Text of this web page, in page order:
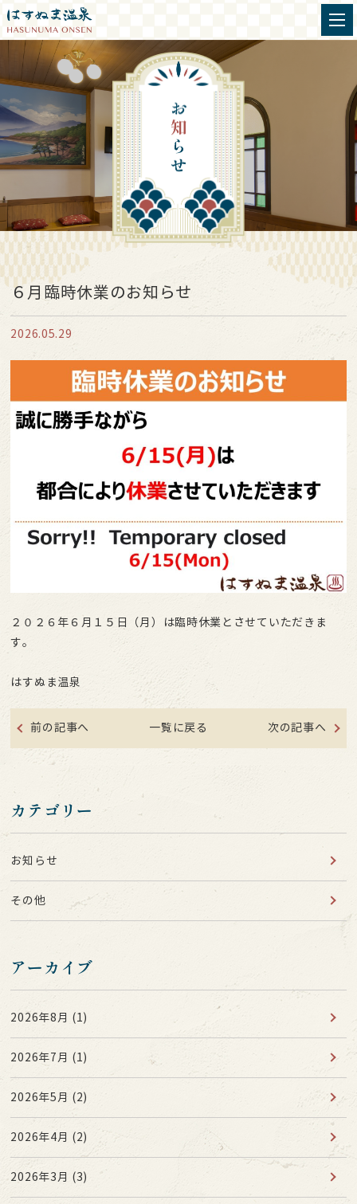
６月臨時休業のお知らせ
2026.05.29
２０２６年６月１５日（月）は臨時休業とさせていただきま
す。
はすぬま温泉
前の記事へ 一覧に戻る 次の記事へ
カテゴリー
お知らせ
その他
アーカイブ
2026年8月 (1)
2026年7月 (1)
2026年5月 (2)
2026年4月 (2)
2026年3月 (3)